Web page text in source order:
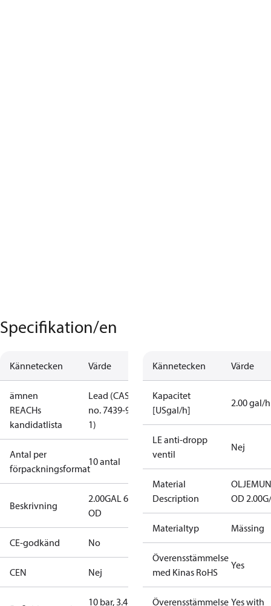
Specifikation/en
Kännetecken Värde
ämnen
REACHs
kandidatlista
Lead (CAS
no. 7439-92-
1)
Antal per
förpackningsformat
10 antal
Beskrivning
2.00GAL 60S
OD
CE-godkänd No
CEN Nej
10 bar, 3.4
Kännetecken Värde
Kapacitet
[USgal/h]
2.00 gal/h
LE anti-dropp
ventil
Nej
Material
Description
OD
Materialtyp Mässing
Överensstämmelse
med Kinas RoHS
Yes
Överensstämmelse Yes with